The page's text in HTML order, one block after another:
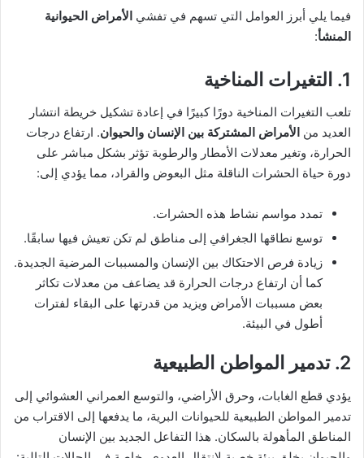
فيما يلي أبرز العوامل التي تسهم في تفشي الأمراض الحيوانية
المنشأ:
1. التغيرات المناخية
تلعب التغيرات المناخية دورًا كبيرًا في إعادة تشكيل خريطة انتشار
العديد من الأمراض المشتركة بين الإنسان والحيوان. ارتفاع درجات
الحرارة، وتغير معدلات الأمطار والرطوبة تؤثر بشكل مباشر على
دورة حياة الحشرات الناقلة مثل البعوض والقراد، مما يؤدي إلى:
تمدد مواسم نشاط هذه الحشرات.
توسع نطاقها الجغرافي إلى مناطق لم تكن تعيش فيها سابقًا.
زيادة فرص الاحتكاك بين الإنسان والمسببات المرضية الجديدة.
كما أن ارتفاع درجات الحرارة قد يضاعف من معدلات تكاثر
بعض مسببات الأمراض ويزيد من قدرتها على البقاء لفترات
أطول في البيئة.
2. تدمير المواطن الطبيعية
يؤدي قطع الغابات، وحرق الأراضي، والتوسع العمراني العشوائي إلى
تدمير المواطن الطبيعية للحيوانات البرية، ما يدفعها إلى الاقتراب من
المناطق المأهولة بالسكان. هذا التفاعل الجديد بين الإنسان